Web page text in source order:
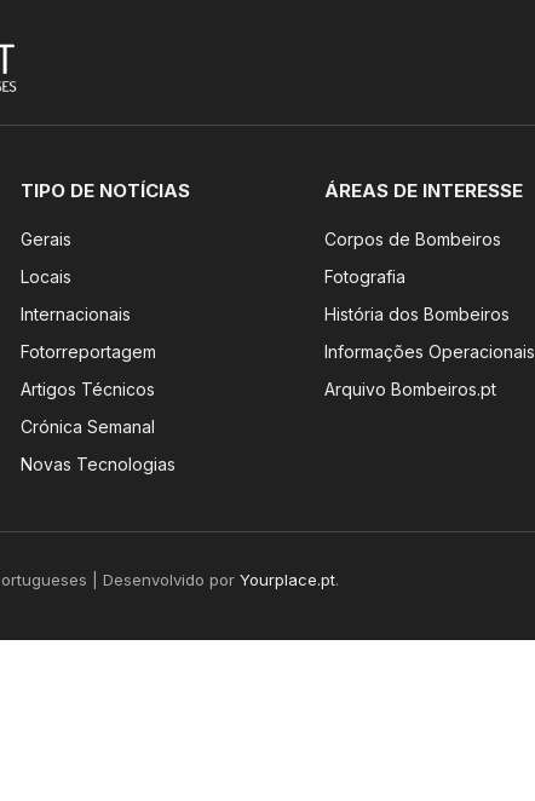
TIPO DE NOTÍCIAS
Gerais
Locais
Internacionais
Fotorreportagem
Artigos Técnicos
Crónica Semanal
Novas Tecnologias
ÁREAS DE INTERESSE
Corpos de Bombeiros
Fotografia
História dos Bombeiros
Informações Operacionais
Arquivo Bombeiros.pt
| Desenvolvido por Yourplace.pt.